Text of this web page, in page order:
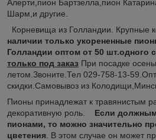
Алерти,пион Бартзелла,пион
Шарм,и другие.
Корневища из Голландии. Крупные
наличии только укорененные
Голландии оптом от 50 шт.одного
только под заказ При посадке
летом.Звоните.Тел 029-758-13-
скидки.Самовывоз из
Пионы принадлежат к травянистым
декоративную роль. Если
пионами, то можно значительно
цветения . В этом случае он может